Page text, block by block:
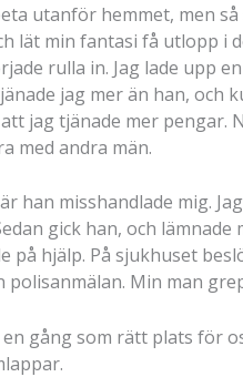
utanför hemmet, men
lät min fantasi få utlopp
rulla in. Jag lade
jag mer än han,
jag tjänade mer
med andra män.
han misshandlade mig.
gick han, och
på hjälp. På sjukhuset
Min man
gång som rätt plats